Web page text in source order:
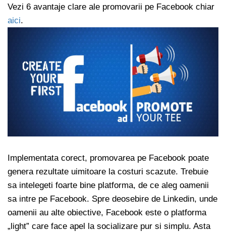
Vezi 6 avantaje clare ale promovarii pe Facebook chiar
aici.
Implementata corect, promovarea pe Facebook poate
genera rezultate uimitoare la costuri scazute. Trebuie
sa intelegeti foarte bine platforma, de ce aleg oamenii
sa intre pe Facebook. Spre deosebire de Linkedin, unde
oamenii au alte obiective, Facebook este o platforma
„light” care face apel la socializare pur si simplu. Asta